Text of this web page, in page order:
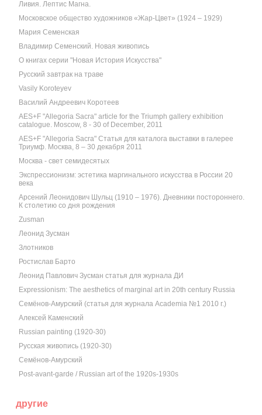
Ливия. Лептис Магна.
Московское общество художников «Жар-Цвет» (1924 – 1929)
Мария Семенская
Владимир Семенский. Новая живопись
О книгах серии "Новая История Искусства"
Русский завтрак на траве
Vasily Koroteyev
Василий Андреевич Коротеев
AES+F "Allegoria Sacra" article for the Triumph gallery exhibition
catalogue. Moscow, 8 - 30 of December, 2011
AES+F "Allegoria Sacra" Статья для каталога выставки в галерее
Триумф. Москва, 8 – 30 декабря 2011
Москва - свет семидесятых
Экспрессионизм: эстетика маргинального искусства в России 20
века
Арсений Леонидович Шульц (1910 – 1976). Дневники постороннего.
К столетию со дня рождения
Zusman
Леонид Зусман
Злотников
Ростислав Барто
Леонид Павлович Зусман статья для журнала ДИ
Expressionism: The aesthetics of marginal art in 20th century Russia
Семёнов-Амурский (статья для журнала Academia №1 2010 г.)
Алексей Каменский
Russian painting (1920-30)
Русская живопись (1920-30)
Семёнов-Амурский
Post-avant-garde / Russian art of the 1920s-1930s
другие